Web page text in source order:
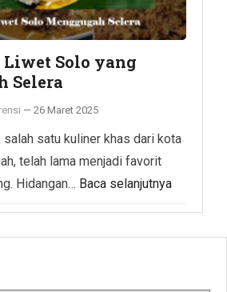
Liwet Solo yang
Selera
— 26 Maret 2025
satu kuliner khas dari kota
telah lama menjadi favorit
Hidangan… Baca selanjutnya